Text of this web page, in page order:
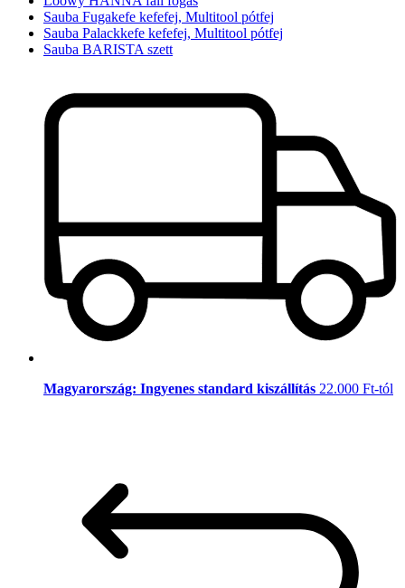
Sauba Fugakefe kefefej, Multitool pótfej
Sauba Palackkefe kefefej, Multitool pótfej
Sauba BARISTA szett
Magyarország: Ingyenes standard kiszállítás 22.000 Ft-tól